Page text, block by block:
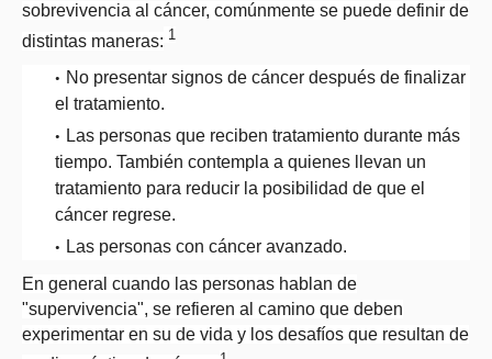
sobrevivencia al cáncer, comúnmente se puede definir de
distintas maneras: 1
No presentar signos de cáncer después de finalizar
el tratamiento.
Las personas que reciben tratamiento durante más
tiempo. También contempla a quienes llevan un
tratamiento para reducir la posibilidad de que el
cáncer regrese.
Las personas con cáncer avanzado.
En general cuando las personas hablan de
"supervivencia", se refieren al camino que deben
experimentar en su de vida y los desafíos que resultan de